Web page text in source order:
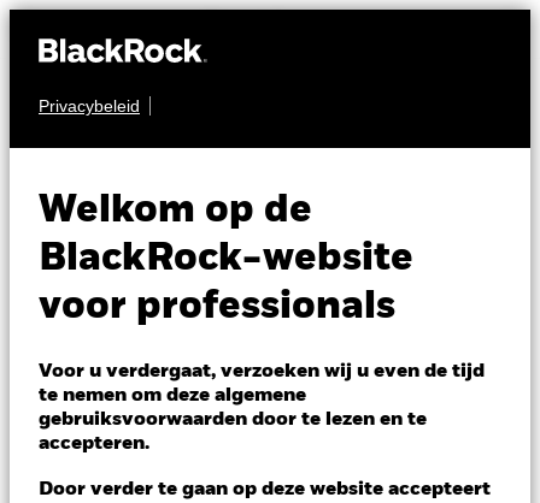
Privacybeleid
Welkom op de
BlackRock-website
voor professionals
Voor u verdergaat, verzoeken wij u even de tijd
te nemen om deze algemene
gebruiksvoorwaarden door te lezen en te
accepteren.
Door verder te gaan op deze website accepteert
MULTI-ASSET
MyMap Plus Growth
Fund